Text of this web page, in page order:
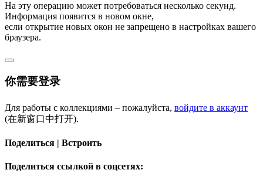
На эту операцию может потребоваться несколько секунд.
Информация появится в новом окне,
если открытие новых окон не запрещено в настройках вашего
браузера.
你需要登录
Для работы с коллекциями – пожалуйста, войдите в аккаунт
(在新窗口中打开).
Поделиться | Встроить
Поделиться ссылкой в соцсетях: